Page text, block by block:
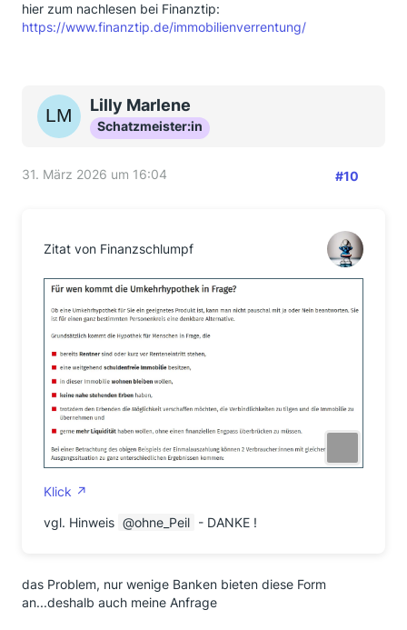
hier zum nachlesen bei Finanztip:
https://www.finanztip.de/immobilienverrentung/
Lilly Marlene
Schatzmeister:in
31. März 2026 um 16:04 #10
Zitat von Finanzschlumpf
Klick
vgl. Hinweis
ohne_Peil - DANKE !
das Problem, nur wenige Banken bieten diese Form
an...deshalb auch meine Anfrage